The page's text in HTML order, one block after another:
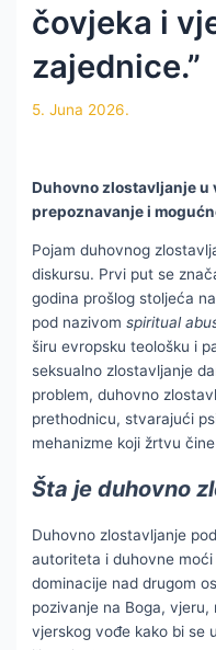
čovjeka i
zajednice.”
5. Juna 2026.
Duhovno zlostavljanje u
prepoznavanje i
Pojam duhovnog
diskursu. Prvi put se
godina prošlog stoljeća
pod nazivomspiritual
širu evropsku teološku i
seksualno zlostavljanje
problem, duhovno
prethodnicu, stvarajući
mehanizme koji žrtvu
Šta je duhovno
Duhovno zlostavljanje
autoriteta i duhovne
dominacije nad drugom
pozivanje na Boga,
vjerskog vođe kako bi se